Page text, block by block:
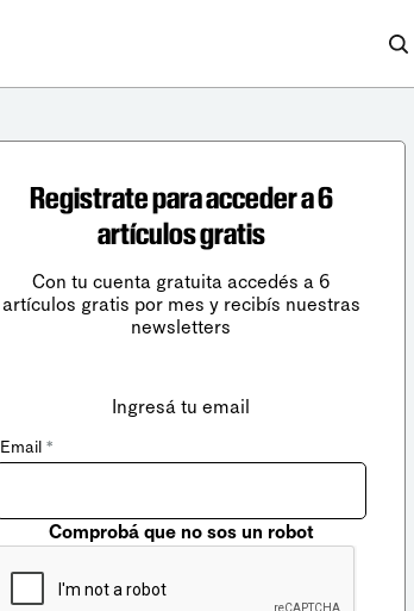
Registrate para acceder a 6
artículos gratis
Con tu cuenta gratuita accedés a 6
artículos gratis por mes y recibís nuestras
newsletters
Ingresá tu email
Email *
Comprobá que no sos un robot